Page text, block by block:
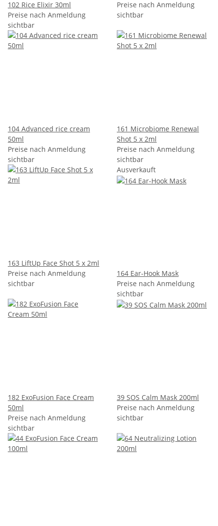
102 Rice Elixir 30ml
Preise nach Anmeldung
sichtbar
Preise nach Anmeldung
sichtbar
104 Advanced rice cream
50ml
Preise nach Anmeldung
sichtbar
161 Microbiome Renewal
Shot 5 x 2ml
Preise nach Anmeldung
sichtbar
163 LiftUp Face Shot 5 x 2ml
Preise nach Anmeldung
sichtbar
Ausverkauft
164 Ear-Hook Mask
Preise nach Anmeldung
sichtbar
182 ExoFusion Face Cream
50ml
Preise nach Anmeldung
sichtbar
39 SOS Calm Mask 200ml
Preise nach Anmeldung
sichtbar